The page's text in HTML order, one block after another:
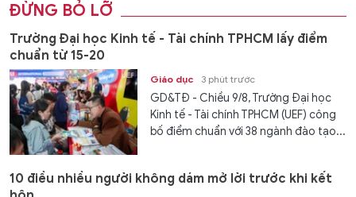
ĐỪNG BỎ LỠ
Trường Đại học Kinh tế - Tài chính TPHCM lấy điểm
chuẩn từ 15-20
Giáo dục 3 phút trước
GD&TĐ - Chiều 9/8, Trường Đại học
Kinh tế - Tài chính TPHCM (UEF) công
bố điểm chuẩn với 38 ngành đào tạo...
10 điều nhiều người không dám mở lời trước khi kết